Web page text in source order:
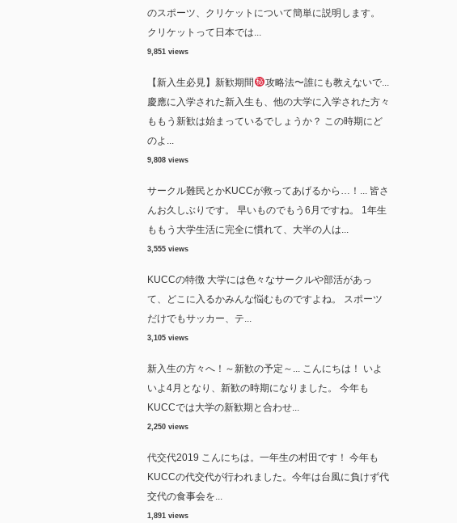
のスポーツ、クリケットについて簡単に説明します。
クリケットって日本では...
9,851 views
【新入生必見】新歓期間
攻略法〜誰にも教えないで...
慶應に入学された新入生も、他の大学に入学された方々
ももう新歓は始まっているでしょうか？ この時期にど
のよ...
9,808 views
サークル難民とかKUCCが救ってあげるから…！... 皆さ
んお久しぶりです。 早いものでもう6月ですね。 1年生
ももう大学生活に完全に慣れて、大半の人は...
3,555 views
KUCCの特徴 大学には色々なサークルや部活があっ
て、どこに入るかみんな悩むものですよね。 スポーツ
だけでもサッカー、テ...
3,105 views
新入生の方々へ！～新歓の予定～... こんにちは！ いよ
いよ4月となり、新歓の時期になりました。 今年も
KUCCでは大学の新歓期と合わせ...
2,250 views
代交代2019 こんにちは。一年生の村田です！ 今年も
KUCCの代交代が行われました。今年は台風に負けず代
交代の食事会を...
1,891 views